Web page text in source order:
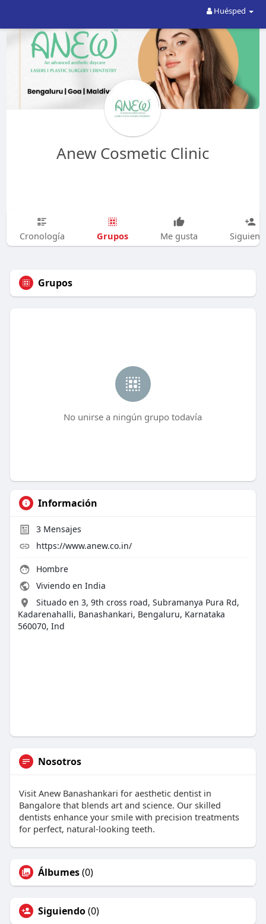
Huésped
Anew Cosmetic Clinic
Cronología Grupos Me gusta
Grupos
No unirse a ningún grupo todavía
Información
3Mensajes
https://www.anew.co.in/
Hombre
Viviendo en India
Situado en 3, 9th cross road, Subramanya Pura Rd,
Kadarenahalli, Banashankari, Bengaluru, Karnataka
560070, Ind
Nosotros
Visit Anew Banashankari for aesthetic dentist in
Bangalore that blends art and science. Our skilled
dentists enhance your smile with precision treatments
for perfect, natural-looking teeth.
Álbumes(0)
Siguiendo(0)